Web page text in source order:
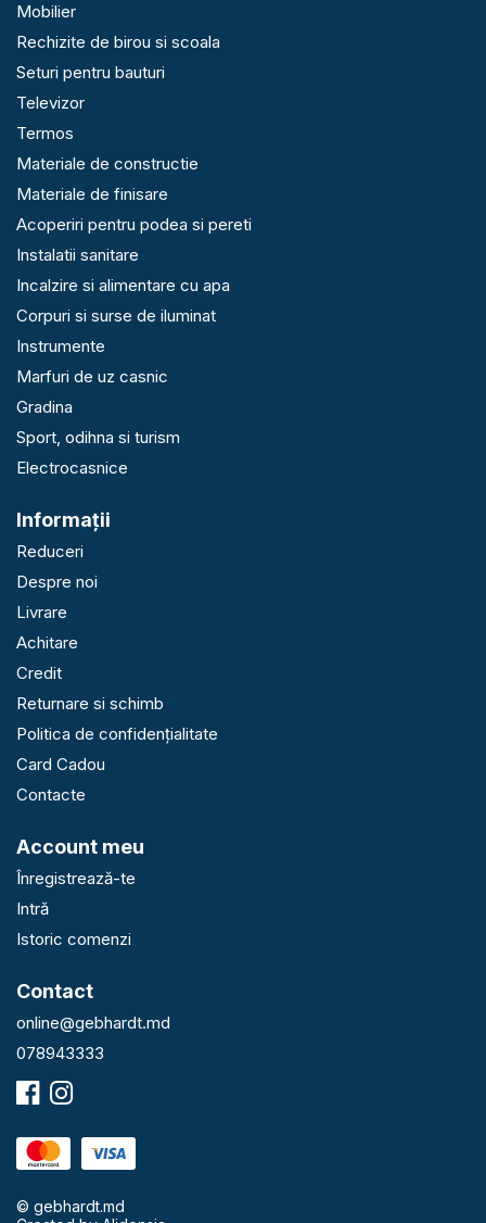
Mobilier
Rechizite de birou si scoala
Seturi pentru bauturi
Televizor
Termos
Materiale de constructie
Materiale de finisare
Acoperiri pentru podea si pereti
Instalatii sanitare
Incalzire si alimentare cu apa
Corpuri si surse de iluminat
Instrumente
Marfuri de uz casnic
Gradina
Sport, odihna si turism
Electrocasnice
Informaţii
Reduceri
Despre noi
Livrare
Achitare
Credit
Returnare si schimb
Politica de confidențialitate
Card Cadou
Contacte
Account meu
Înregistrează-te
Intră
Istoric comenzi
Contact
online@gebhardt.md
078943333
© gebhardt.md